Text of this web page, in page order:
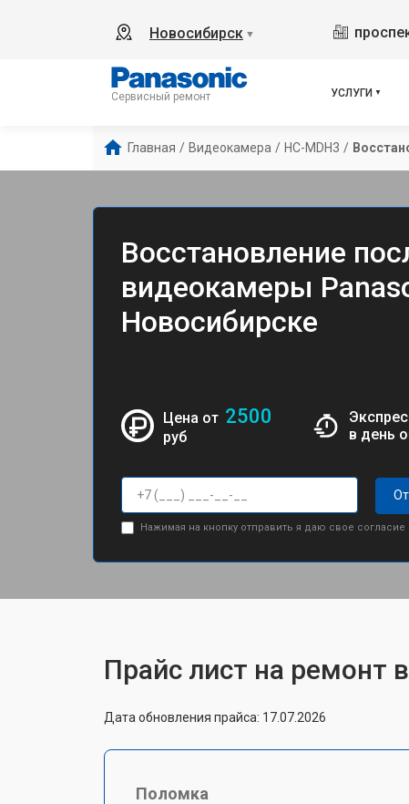
Новосибирск ▼
Сервисный ремонт УСЛУГИ
Главная / Видеокамера / HC-MDH3 /
Восстановление
видеокамеры
Новосибирске
Цена от 2500
руб
в день
Нажимая на кнопку отправить я даю свое согласие
Прайс лист на ремонт
Дата обновления прайса: 17.07.2026
Поломка